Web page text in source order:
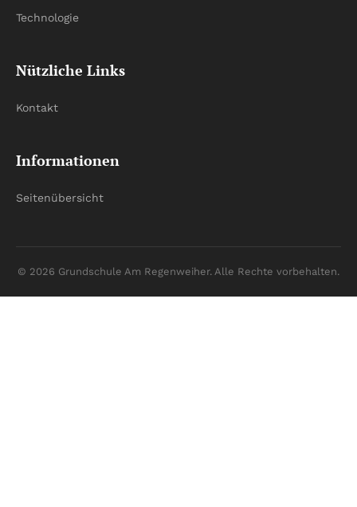
Technologie
Nützliche Links
Kontakt
Informationen
Seitenübersicht
© 2026 Grundschule Am Regenweiher. Alle Rechte vorbehalten.